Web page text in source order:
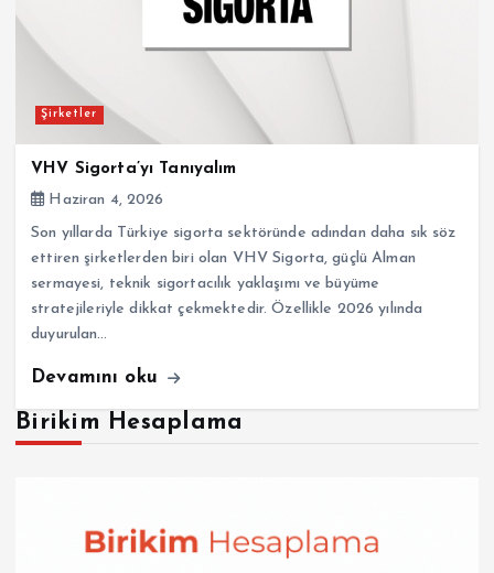
Şirketler
VHV Sigorta’yı Tanıyalım
Haziran 4, 2026
Son yıllarda Türkiye sigorta sektöründe adından daha sık söz
ettiren şirketlerden biri olan VHV Sigorta, güçlü Alman
sermayesi, teknik sigortacılık yaklaşımı ve büyüme
stratejileriyle dikkat çekmektedir. Özellikle 2026 yılında
duyurulan…
Devamını oku
Birikim Hesaplama